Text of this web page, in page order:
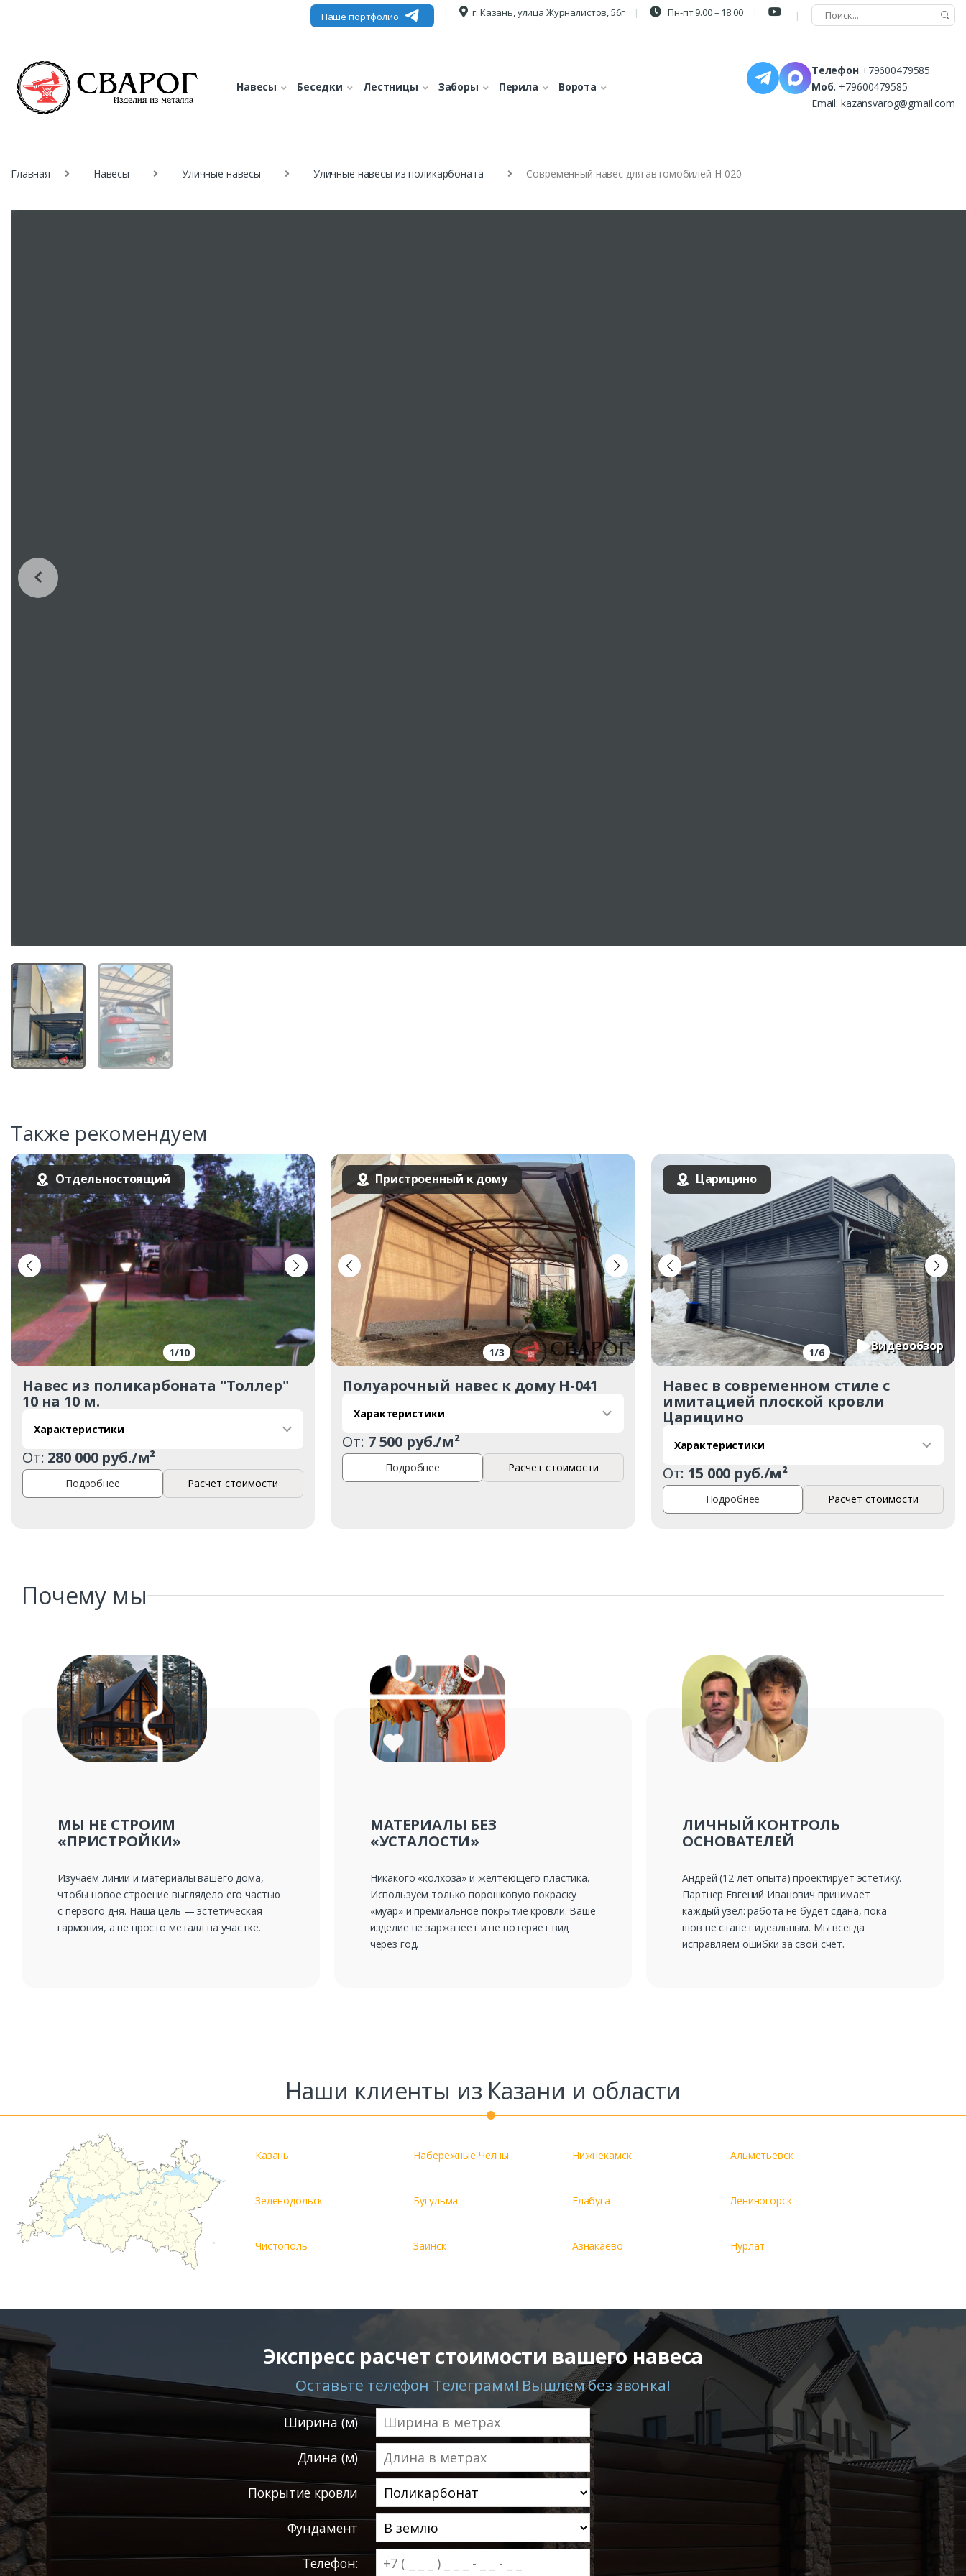
Заказать
Ваше имя*
Наше портфолио г. Казань, улица Журналистов, 56г Пн-пт 9.00 – 18.00
Навесы Беседки Лестницы Заборы Перила Ворота
Телефон +79600479585
Моб. +79600479585
Email: kazansvarog@gmail.com
Главная Навесы Уличные навесы Уличные навесы из поликарбоната Современный навес для автомобилей Н-020
Также рекомендуем
Отдельностоящий
1/10
Навес из поликарбоната "Толлер"
10 на 10 м.
Характеристики
От: 280 000 руб./м²
Подробнее Расчет стоимости
Пристроенный к дому
1/3
Полуарочный навес к дому Н-041
Характеристики
От: 7 500 руб./м²
Подробнее Расчет стоимости
Царицино
Видеообзор
1/6
Навес в современном стиле с
имитацией плоской кровли
Царицино
Характеристики
От: 15 000 руб./м²
Подробнее Расчет стоимости
Почему мы
МЫ НЕ СТРОИМ
«ПРИСТРОЙКИ»
Изучаем линии и материалы вашего дома,
чтобы новое строение выглядело его частью
с первого дня. Наша цель — эстетическая
гармония, а не просто металл на участке.
МАТЕРИАЛЫ БЕЗ
«УСТАЛОСТИ»
Никакого «колхоза» и желтеющего пластика.
Используем только порошковую покраску
«муар» и премиальное покрытие кровли. Ваше
изделие не заржавеет и не потеряет вид
через год.
ЛИЧНЫЙ КОНТРОЛЬ
ОСНОВАТЕЛЕЙ
Андрей (12 лет опыта) проектирует эстетику.
Партнер Евгений Иванович принимает
каждый узел: работа не будет сдана, пока
шов не станет идеальным. Мы всегда
исправляем ошибки за свой счет.
Наши клиенты из Казани и области
Казань Набережные Челны Нижнекамск Альметьевск
Зеленодольск Бугульма Елабуга Лениногорск
Чистополь Заинск Азнакаево Нурлат
Экспресс расчет стоимости вашего навеса
Оставьте телефон Телеграмм! Вышлем без звонка!
Ширина (м)
Длина (м)
Покрытие кровли
Фундамент
Телефон: